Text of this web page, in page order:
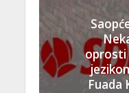
oprosti
Fuada